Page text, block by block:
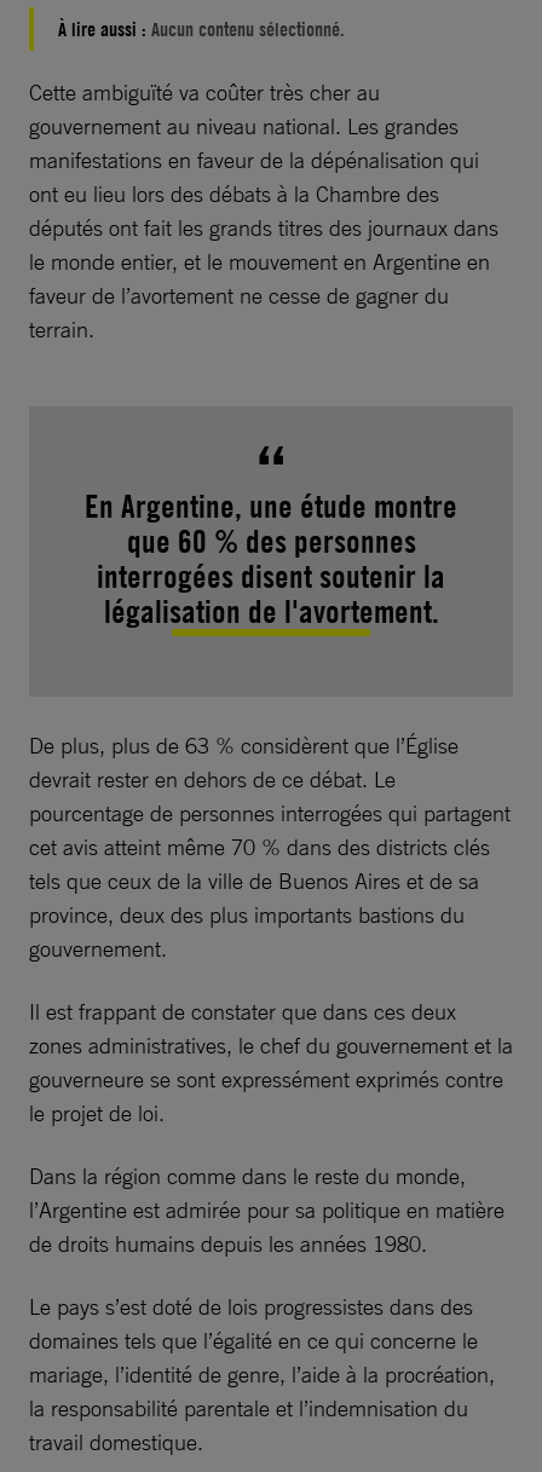
À lire aussi : Aucun contenu sélectionné.
Cette ambiguïté va coûter très cher au
gouvernement au niveau national. Les grandes
manifestations en faveur de la dépénalisation qui
ont eu lieu lors des débats à la Chambre des
députés ont fait les grands titres des journaux dans
le monde entier, et le mouvement en Argentine en
faveur de l’avortement ne cesse de gagner du
terrain.
En Argentine, une étude montre
que 60 % des personnes
interrogées disent soutenir la
légalisation de l'avortement.
De plus, plus de 63 % considèrent que l’Église
devrait rester en dehors de ce débat. Le
pourcentage de personnes interrogées qui partagent
cet avis atteint même 70 % dans des districts clés
tels que ceux de la ville de Buenos Aires et de sa
province, deux des plus importants bastions du
gouvernement.
Il est frappant de constater que dans ces deux
zones administratives, le chef du gouvernement et la
gouverneure se sont expressément exprimés contre
le projet de loi.
Dans la région comme dans le reste du monde,
l’Argentine est admirée pour sa politique en matière
de droits humains depuis les années 1980.
Le pays s’est doté de lois progressistes dans des
domaines tels que l’égalité en ce qui concerne le
mariage, l’identité de genre, l’aide à la procréation,
la responsabilité parentale et l’indemnisation du
travail domestique.